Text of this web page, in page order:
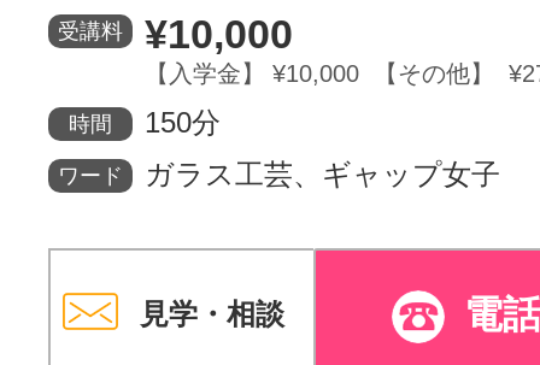
受講料 ¥10,000
【入学金】 ¥10,000 【その他】
時間 150分
ワード ガラス工芸、ギャップ女子
見学・相談 電